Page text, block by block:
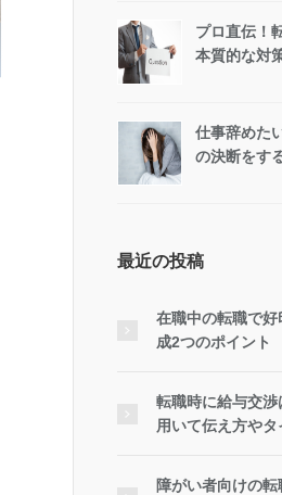
プロ直伝！
本質的な対
仕事辞めた
の決断をす
最近の投稿
在職中の転職で
成2つのポイント
転職時に給与交
用いて伝え方や
障がい者向けの